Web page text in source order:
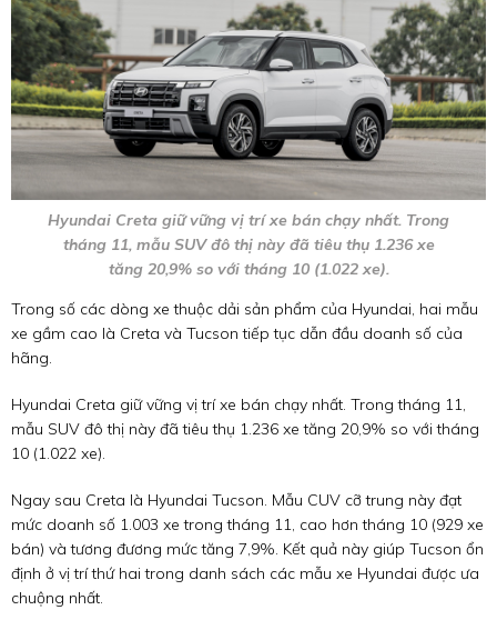
Hyundai Creta giữ vững vị trí xe bán chạy nhất. Trong
tháng 11, mẫu SUV đô thị này đã tiêu thụ 1.236 xe
tăng 20,9% so với tháng 10 (1.022 xe).
Trong số các dòng xe thuộc dải sản phẩm của Hyundai, hai mẫu
xe gầm cao là Creta và Tucson tiếp tục dẫn đầu doanh số của
hãng.
Hyundai Creta giữ vững vị trí xe bán chạy nhất. Trong tháng 11,
mẫu SUV đô thị này đã tiêu thụ 1.236 xe tăng 20,9% so với tháng
10 (1.022 xe).
Ngay sau Creta là Hyundai Tucson. Mẫu CUV cỡ trung này đạt
mức doanh số 1.003 xe trong tháng 11, cao hơn tháng 10 (929 xe
bán) và tương đương mức tăng 7,9%. Kết quả này giúp Tucson ổn
định ở vị trí thứ hai trong danh sách các mẫu xe Hyundai được ưa
chuộng nhất.